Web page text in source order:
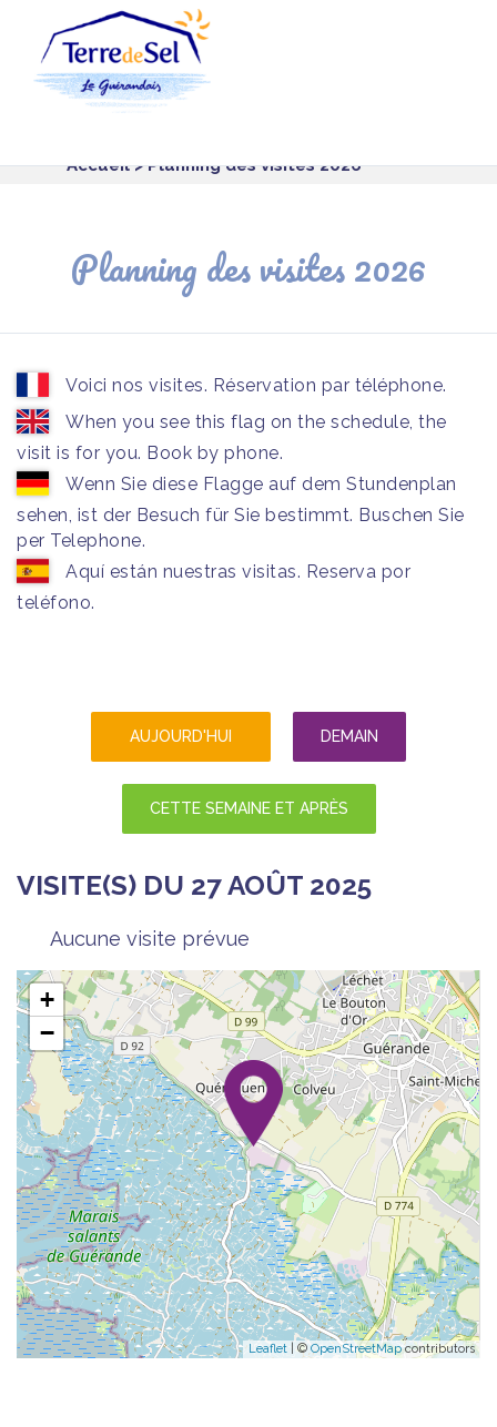
Accueil> Planning des visites 2026
Planning des visites 2026
Voici nos visites. Réservation par téléphone.
When you see this flag on the schedule, the
visit is for you. Book by phone.
Wenn Sie diese Flagge auf dem Stundenplan
sehen, ist der Besuch für Sie bestimmt. Buschen Sie
per Telephone.
Aquí están nuestras visitas. Reserva por
teléfono.
AUJOURD'HUI DEMAIN
CETTE SEMAINE ET APRÈS
VISITE(S) DU 27 AOÛT 2025
Aucune visite prévue
+
−
Leaflet | © OpenStreetMapcontributors
Panneau de gestion des cookies